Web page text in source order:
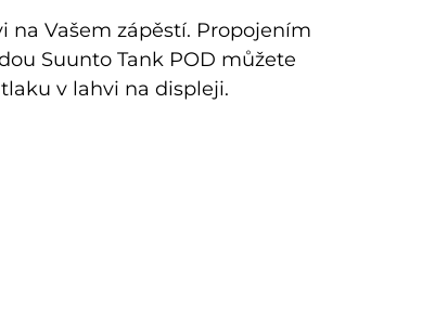
na Vašem zápěstí. Propojením
Suunto Tank POD můžete
v lahvi na displeji.